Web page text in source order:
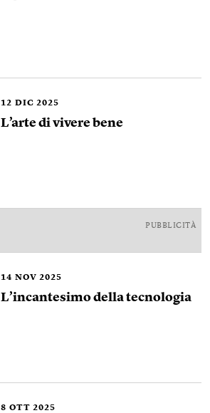
12 DIC 2025
L’arte di vivere bene
PUBBLICITÀ
14 NOV 2025
L’incantesimo della tecnologia
8 OTT 2025